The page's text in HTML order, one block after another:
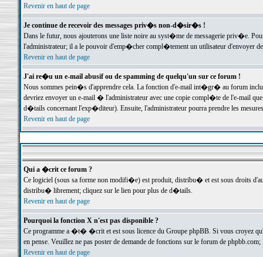
Revenir en haut de page
Je continue de recevoir des messages priv�s non-d�sir�s !
Dans le futur, nous ajouterons une liste noire au syst�me de messagerie priv�e.
l'administrateur; il a le pouvoir d'emp�cher compl�tement un utilisateur d'envoyer
Revenir en haut de page
J'ai re�u un e-mail abusif ou de spamming de quelqu'un sur ce forum !
Nous sommes pein�s d'apprendre cela. La fonction d'e-mail int�gr� au forum inclut
devriez envoyer un e-mail � l'administrateur avec une copie compl�te de l'e-mail
d�tails concernant l'exp�diteur). Ensuite, l'administrateur pourra prendre les
Revenir en haut de page
Qui a �crit ce forum ?
Ce logiciel (sous sa forme non modifi�e) est produit, distribu� et est sous droits
distribu� librement; cliquez sur le lien pour plus de d�tails.
Revenir en haut de page
Pourquoi la fonction X n'est pas disponible ?
Ce programme a �t� �crit et est sous licence du Groupe phpBB. Si vous croyez
en pense. Veuillez ne pas poster de demande de fonctions sur le forum de
Revenir en haut de page